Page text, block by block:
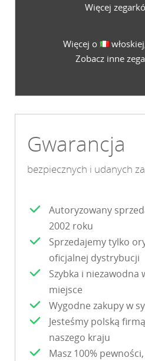
Więcej
Więcej o
Zobacz inne
Gwarancja
bezpiecznych i udanych
Autoryzowany
2002 roku
Sprzedajemy tylko
oficjalnej dystrybucji
Szybka i niezawodna
miejsce
Wygodne zakupy w
Jesteśmy polską
naszego kraju
Masz 100%